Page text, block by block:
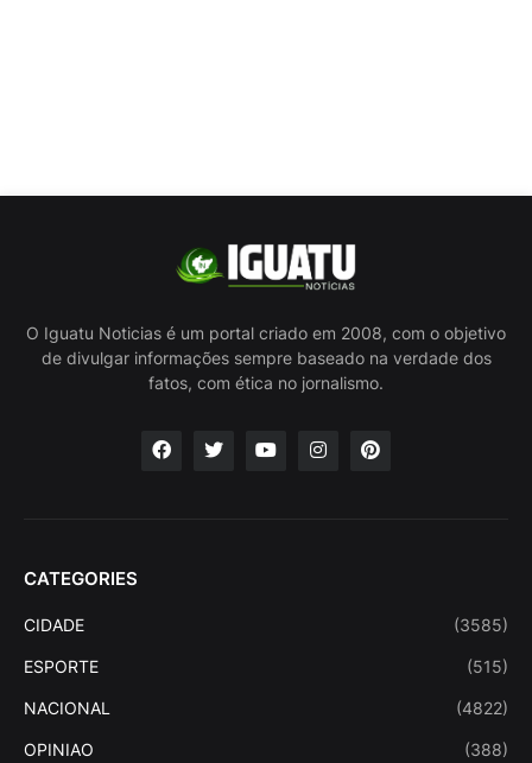
O Iguatu Noticias é um portal criado em 2008, com o objetivo
de divulgar informações sempre baseado na verdade dos
fatos, com ética no jornalismo.
CATEGORIES
CIDADE (3585)
ESPORTE (515)
NACIONAL (4822)
OPINIAO (388)